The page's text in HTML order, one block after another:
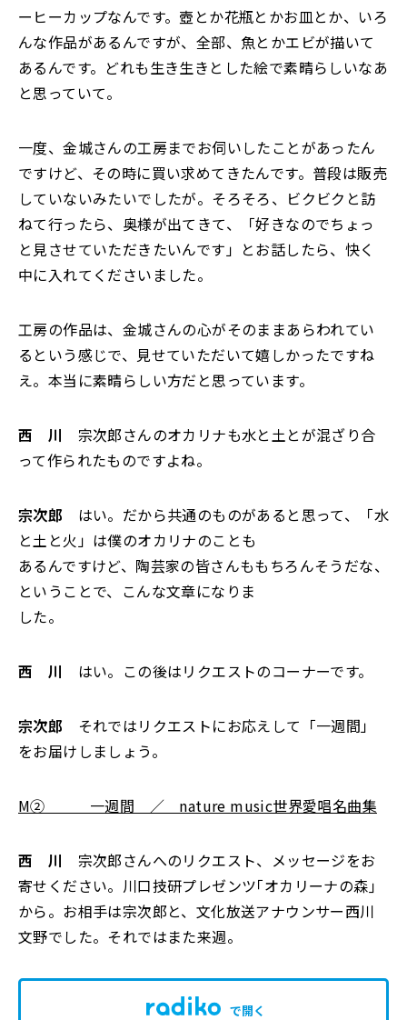
ーヒーカップなんです。壺とか花瓶とかお皿とか、いろ
んな作品があるんですが、全部、魚とかエビが描いて
あるんです。どれも生き生きとした絵で素晴らしいなあ
と思っていて。
一度、金城さんの工房までお伺いしたことがあったん
ですけど、その時に買い求めてきたんです。普段は販売
していないみたいでしたが。そろそろ、ビクビクと訪
ねて行ったら、奥様が出てきて、「好きなのでちょっ
と見させていただきたいんです」とお話したら、快く
中に入れてくださいました。
工房の作品は、金城さんの心がそのままあらわれてい
るという感じで、見せていただいて嬉しかったですね
え。本当に素晴らしい方だと思っています。
西 川 宗次郎さんのオカリナも水と土とが混ざり合
って作られたものですよね。
宗次郎 はい。だから共通のものがあると思って、「水
と土と火」は僕のオカリナのことも
あるんですけど、陶芸家の皆さんももちろんそうだな、
ということで、こんな文章になりま
した。
西 川 はい。この後はリクエストのコーナーです。
宗次郎 それではリクエストにお応えして「一週間」
をお届けしましょう。
M② 一週間 ／ nature music世界愛唱名曲集
西 川 宗次郎さんへのリクエスト、メッセージをお
寄せください。川口技研プレゼンツ｢オカリーナの森｣
から。お相手は宗次郎と、文化放送アナウンサー西川
文野でした。それではまた来週。
で開く